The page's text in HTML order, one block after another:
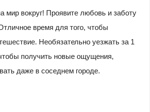
мир вокруг! Проявите любовь и заботу
время для того, чтобы
Необязательно уезжать за 1
получить новые ощущения,
даже в соседнем городе.